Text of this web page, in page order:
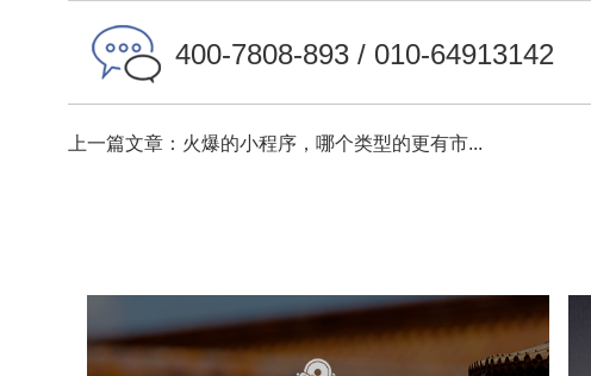
400-7808-893 / 010-64913142
上一篇文章：火爆的小程序，哪个类型的更有市...
故宫博物院